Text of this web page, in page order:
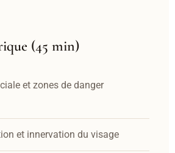
(45 min)
et zones de danger
et innervation du visage